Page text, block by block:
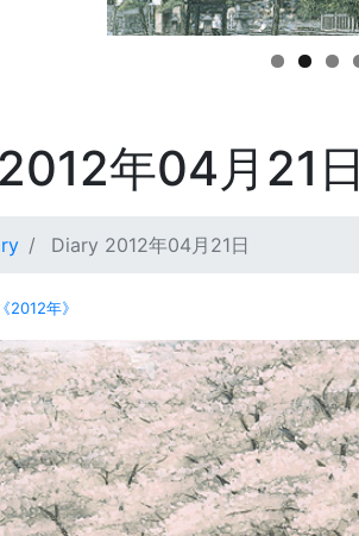
年04月21日
Diary 2012年04月21日
2012年》